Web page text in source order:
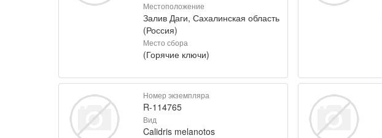
Местоположение
Залив Даги, Сахалинская область
(Россия)
Место сбора
(Горячие ключи)
Номер экземпляра
R-114765
Вид
Calidris melanotos